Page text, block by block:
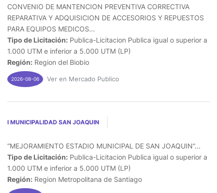
CONVENIO DE MANTENCION PREVENTIVA CORRECTIVA
REPARATIVA Y ADQUISICION DE ACCESORIOS Y REPUESTOS
PARA EQUIPOS MEDICOS...
Tipo de Licitación: Publica-Licitacion Publica igual o superior a
1.000 UTM e inferior a 5.000 UTM (LP)
Región: Region del Biobio
2026-08-06 Ver en Mercado Publico
I MUNICIPALIDAD SAN JOAQUIN
“MEJORAMIENTO ESTADIO MUNICIPAL DE SAN JOAQUIN”...
Tipo de Licitación: Publica-Licitacion Publica igual o superior a
1.000 UTM e inferior a 5.000 UTM (LP)
Región: Region Metropolitana de Santiago